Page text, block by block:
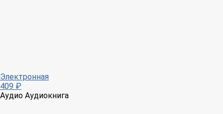
Электронная
409 ₽
Аудио Аудиокнига